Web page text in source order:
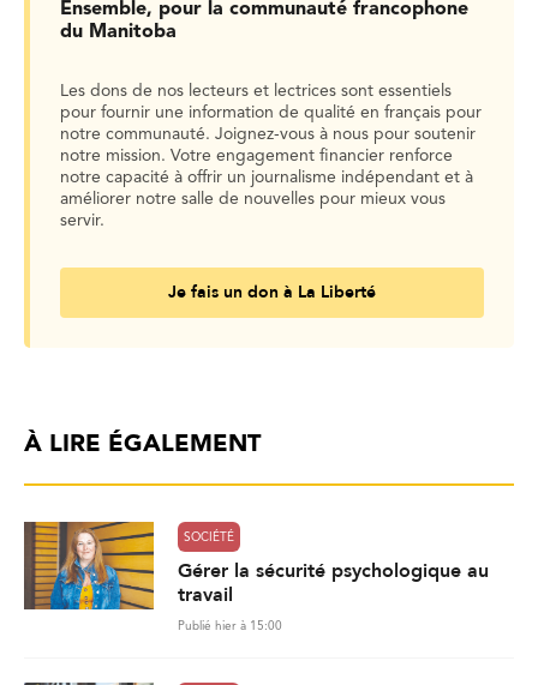
Ensemble, pour la communauté francophone
du Manitoba
Les dons de nos lecteurs et lectrices sont essentiels
pour fournir une information de qualité en français pour
notre communauté. Joignez-vous à nous pour soutenir
notre mission. Votre engagement financier renforce
notre capacité à offrir un journalisme indépendant et à
améliorer notre salle de nouvelles pour mieux vous
servir.
Je fais un don à La Liberté
À LIRE ÉGALEMENT
SOCIÉTÉ
Gérer la sécurité psychologique au
travail
Publié hier à 15:00